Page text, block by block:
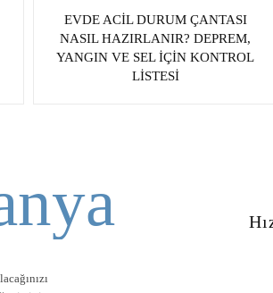
EVDE ACIL DURUM ÇANTASI
NASIL HAZIRLANIR? DEPREM,
YANGIN VE SEL İÇIN KONTROL
LISTESI